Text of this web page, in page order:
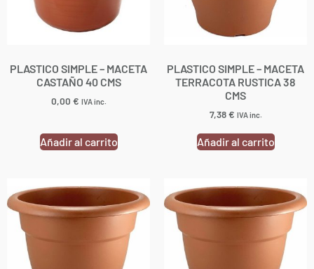
PLASTICO SIMPLE – MACETA
CASTAÑO 40 CMS
0,00 € IVA inc.
Añadir al carrito
PLASTICO SIMPLE – MACETA
TERRACOTA RUSTICA 38
CMS
7,38€ IVA inc.
Añadir al carrito